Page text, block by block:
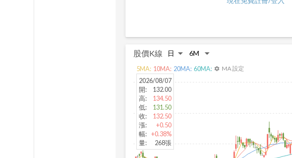
股價K線
2026/08/07
開:
132.00
高:
134.50
低:
131.50
收:
132.50
漲:
+0.50
幅: +0.38%
量: 268張
5MA: 10MA: 20MA: 60MA: settings MA 設定